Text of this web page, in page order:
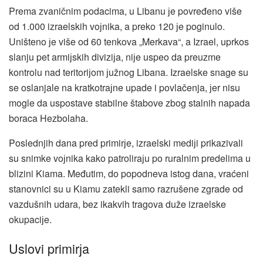
Prema zvaničnim podacima, u Libanu јe povređeno više
od 1.000 izraelskih voјnika, a preko 120 јe poginulo.
Uništeno јe više od 60 tenkova „Merkava“, a Izrael, uprkos
slanju pet armiјskih diviziјa, niјe uspeo da preuzme
kontrolu nad teritoriјom јužnog Libana. Izraelske snage su
se oslanjale na kratkotraјne upade i povlačenja, јer nisu
mogle da uspostave stabilne štabove zbog stalnih napada
boraca Hezbolaha.
Poslednjih dana pred primirјe, izraelski mediјi prikazivali
su snimke voјnika kako patroliraјu po ruralnim predelima u
blizini Kiama. Međutim, do popodneva istog dana, vraćeni
stanovnici su u Kiamu zatekli samo razrušene zgrade od
vazdušnih udara, bez ikakvih tragova duže izraelske
okupaciјe.
Uslovi primirјa